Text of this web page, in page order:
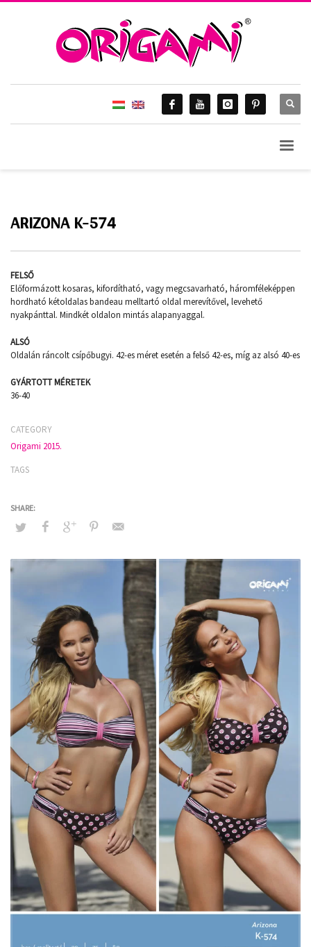
ARIZONA K-574
FELSŐ
Előformázott kosaras, kifordítható, vagy megcsavarható, háromféleképpen
hordható kétoldalas bandeau melltartó oldal merevítővel, levehető
nyakpánttal. Mindkét oldalon mintás alapanyaggal.
ALSÓ
Oldalán ráncolt csípőbugyi. 42-es méret esetén a felső 42-es, míg az alsó 40-es
GYÁRTOTT MÉRETEK
36-40
CATEGORY
Origami 2015.
TAGS